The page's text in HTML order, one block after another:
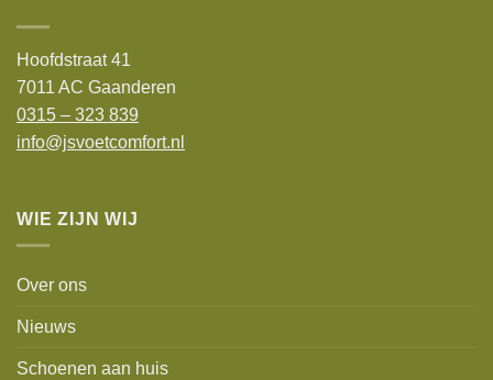
Hoofdstraat 41
7011 AC Gaanderen
0315 – 323 839
info@jsvoetcomfort.nl
WIE ZIJN WIJ
Over ons
Nieuws
Schoenen aan huis